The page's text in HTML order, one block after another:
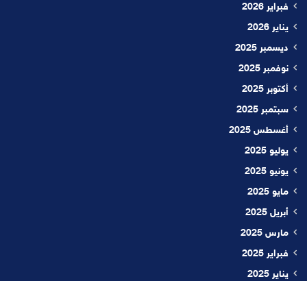
فبراير 2026
يناير 2026
ديسمبر 2025
نوفمبر 2025
أكتوبر 2025
سبتمبر 2025
أغسطس 2025
يوليو 2025
يونيو 2025
مايو 2025
أبريل 2025
مارس 2025
فبراير 2025
يناير 2025